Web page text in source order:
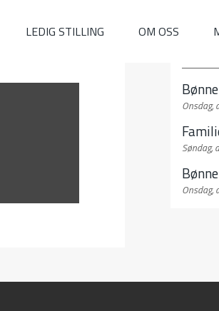
LEDIG STILLING OM OSS
Søndag,